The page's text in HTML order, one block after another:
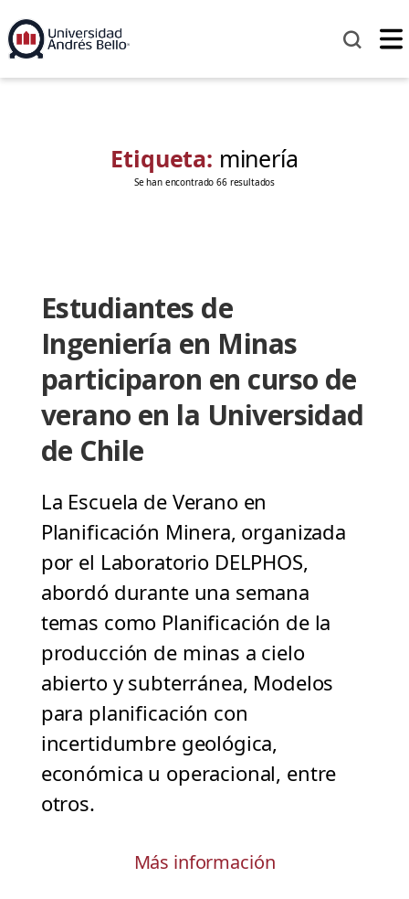
Etiqueta: minería
Se han encontrado 66 resultados
Estudiantes de
Ingeniería en Minas
participaron en curso de
verano en la Universidad
de Chile
La Escuela de Verano en
Planificación Minera, organizada
por el Laboratorio DELPHOS,
abordó durante una semana
temas como Planificación de la
producción de minas a cielo
abierto y subterránea, Modelos
para planificación con
incertidumbre geológica,
económica u operacional, entre
otros.
Más información